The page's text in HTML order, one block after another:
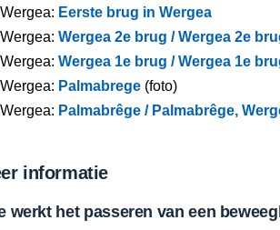
Wergea: Eerste brug in Wergea
Wergea: Wergea 2e brug / Wergea 2e
Wergea: Wergea 1e brug / Wergea 1e
Wergea: Palmabrege (foto)
Wergea: Palmabrêge / Palmabrêge,
informatie
werkt het passeren van een